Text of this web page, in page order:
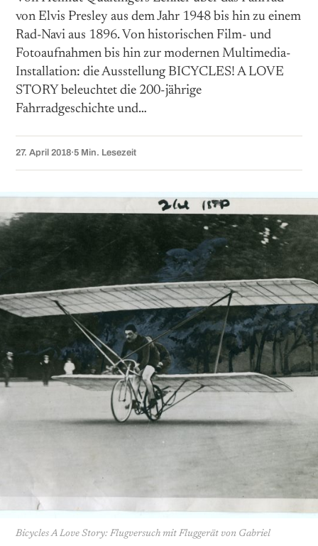
von Elvis Presley aus dem Jahr 1948 bis hin zu einem
Rad-Navi aus 1896. Von historischen Film- und
Fotoaufnahmen bis hin zur modernen Multimedia-
Installation: die Ausstellung BICYCLES! A LOVE
STORY beleuchtet die 200-jährige
Fahrradgeschichte und…
27. April 2018·5 Min. Lesezeit
Bicycles A Love Story: Flugversuch mit Fluggerät von Gabriel